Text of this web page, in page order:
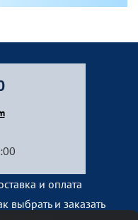
и оплата
выбрать и заказать